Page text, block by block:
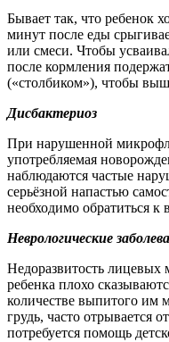
Бывает так, что ребенок
минут после еды
или смеси. Чтобы
после кормления
(«столбиком»), чтобы
Дисбактериоз
При нарушенной
употребляемая
наблюдаются частые
серьёзной напастью
необходимо обратиться к
Неврологические
Недоразвитость
ребенка плохо
количестве выпитого им
грудь, часто отрывается
потребуется помощь